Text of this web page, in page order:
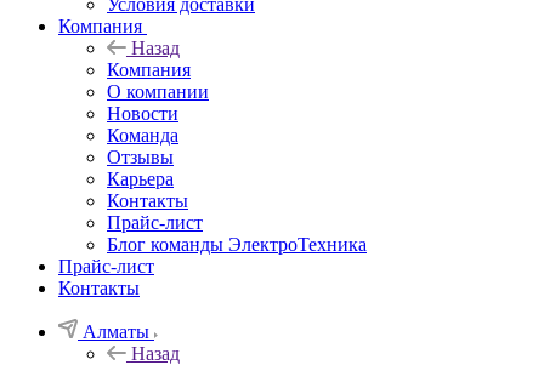
Условия доставки
Компания
Назад
Компания
О компании
Новости
Команда
Отзывы
Карьера
Контакты
Прайс-лист
Блог команды ЭлектроТехника
Прайс-лист
Контакты
Алматы
Назад